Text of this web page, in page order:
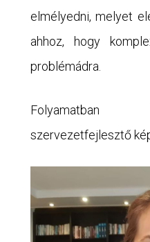
elmélyedni, melyet
ahhoz, hogy
problémádra.
Folyamatban
szervezetfejlesztő